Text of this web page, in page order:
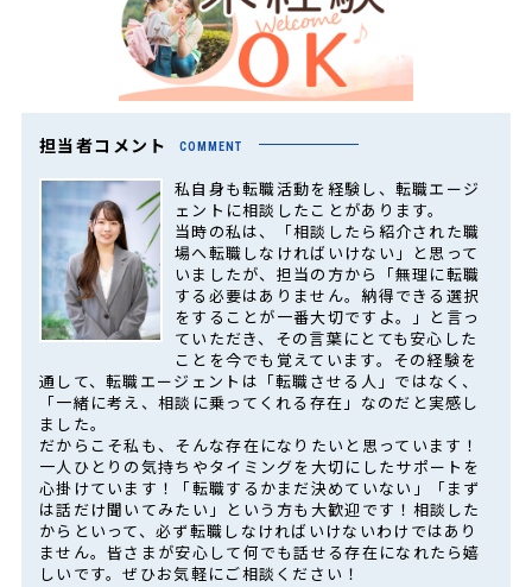
担当者コメント COMMENT
私自身も転職活動を経験し、転職エージ
ェントに相談したことがあります。
当時の私は、「相談したら紹介された職
場へ転職しなければいけない」と思って
いましたが、担当の方から「無理に転職
する必要はありません。納得できる選択
をすることが一番大切ですよ。」と言っ
ていただき、その言葉にとても安心した
ことを今でも覚えています。その経験を
通して、転職エージェントは「転職させる人」ではなく、
「一緒に考え、相談に乗ってくれる存在」なのだと実感し
ました。
だからこそ私も、そんな存在になりたいと思っています！
一人ひとりの気持ちやタイミングを大切にしたサポートを
心掛けています！「転職するかまだ決めていない」「まず
は話だけ聞いてみたい」という方も大歓迎です！相談した
からといって、必ず転職しなければいけないわけではあり
ません。皆さまが安心して何でも話せる存在になれたら嬉
しいです。ぜひお気軽にご相談ください！